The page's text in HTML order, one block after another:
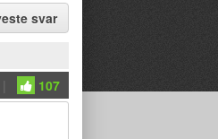
svar
| 107